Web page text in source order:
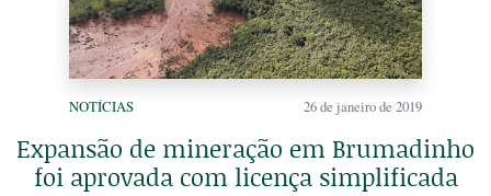
NOTÍCIAS 26 de janeiro de 2019
Expansão de mineração em Brumadinho
foi aprovada com licença simplificada